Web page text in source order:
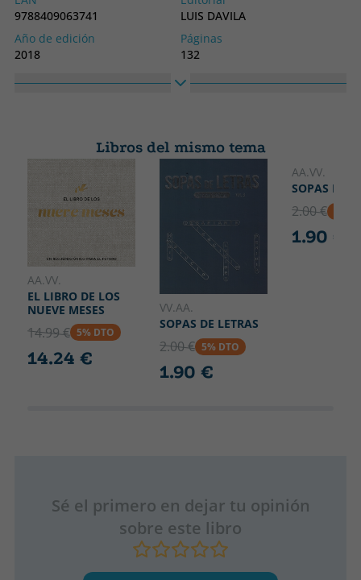
9788409063741
LUIS DAVILA
Año de edición
2018
Páginas
132
Idioma
Ancho
Libros del mismo tema
AA.VV.
EL LIBRO DE LOS
NUEVE MESES
14.99 € 5% DTO
14.24 €
VV.AA.
SOPAS DE LETRAS
2.00 € 5% DTO
1.90 €
AA.VV.
SOPAS DE
2.00 €
1.90 €
Sé el primero en dejar tu opinión
sobre este libro